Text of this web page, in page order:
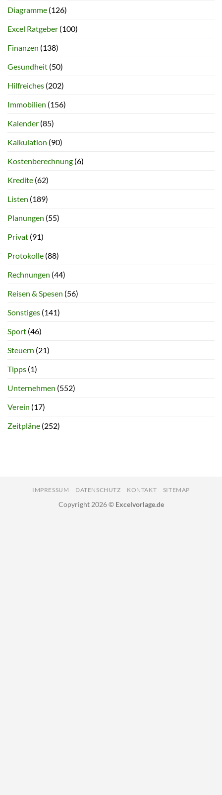
Diagramme (126)
Excel Ratgeber (100)
Finanzen (138)
Gesundheit (50)
Hilfreiches (202)
Immobilien (156)
Kalender (85)
Kalkulation (90)
Kostenberechnung (6)
Kredite (62)
Listen (189)
Planungen (55)
Privat (91)
Protokolle (88)
Rechnungen (44)
Reisen & Spesen (56)
Sonstiges (141)
Sport (46)
Steuern (21)
Tipps (1)
Unternehmen (552)
Verein (17)
Zeitpläne (252)
IMPRESSUM DATENSCHUTZ KONTAKT SITEMAP
Copyright 2026 © Excelvorlage.de